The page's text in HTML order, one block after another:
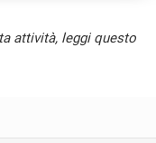
attività, leggi questo